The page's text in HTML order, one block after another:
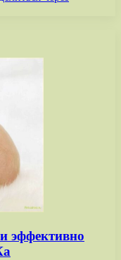
эффективно